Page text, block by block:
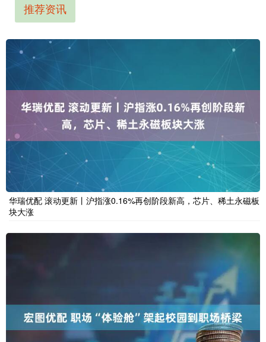
推荐资讯
华瑞优配 滚动更新丨沪指涨0.16%再创阶段新高，芯片、稀土永磁板
块大涨